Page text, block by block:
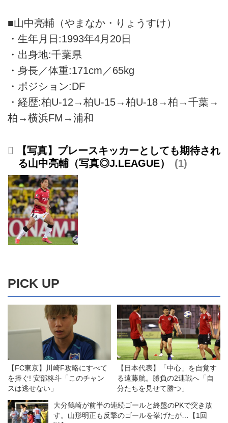
■山中亮輔（やまなか・りょうすけ）
・生年月日:1993年4月20日
・出身地:千葉県
・身長／体重:171cm／65kg
・ポジション:DF
・経歴:柏U-12→柏U-15→柏U-18→柏→千葉→
柏→横浜FM→浦和
【写真】プレースキッカーとしても期待され
る山中亮輔（写真◎J.LEAGUE）
1
PICK UP
【FC東京】川崎F攻略にすべて
を捧ぐ! 安部柊斗「このチャン
スは逃せない」
【日本代表】「中心」を自覚す
る遠藤航。勝負の2連戦へ「自
分たちを見せて勝つ」
大分鶴崎が前半の連続ゴールと終盤のPKで突き放
す。山形明正も反撃のゴールを挙げたが…【1回